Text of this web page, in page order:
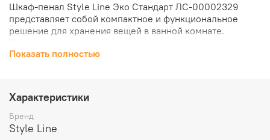
Шкаф-пенал Style Line Эко Стандарт ЛС-00002329
представляет собой компактное и функциональное
решение для хранения вещей в ванной комнате.
позволяет ему гармонично сочетаться с любым
Показать полностью
Характеристики
Бренд
Style Line